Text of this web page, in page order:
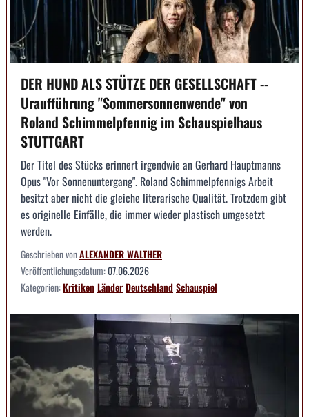
DER HUND ALS STÜTZE DER GESELLSCHAFT --
Uraufführung "Sommersonnenwende" von
Roland Schimmelpfennig im Schauspielhaus
STUTTGART
Der Titel des Stücks erinnert irgendwie an Gerhard Hauptmanns
Opus "Vor Sonnenuntergang". Roland Schimmelpfennigs Arbeit
besitzt aber nicht die gleiche literarische Qualität. Trotzdem gibt
es originelle Einfälle, die immer wieder plastisch umgesetzt
werden.
Geschrieben vonALEXANDER WALTHER
Veröffentlichungsdatum:07.06.2026
Kategorien:KritikenLänderDeutschlandSchauspiel